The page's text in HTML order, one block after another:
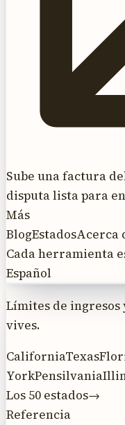
Sube una factura
disputa lista para
Más
BlogEstadosAcerca
Cada herramienta
Español
Límites de ingresos
vives.
CaliforniaTexas
YorkPensilvania
Los 50 estados→
Referencia